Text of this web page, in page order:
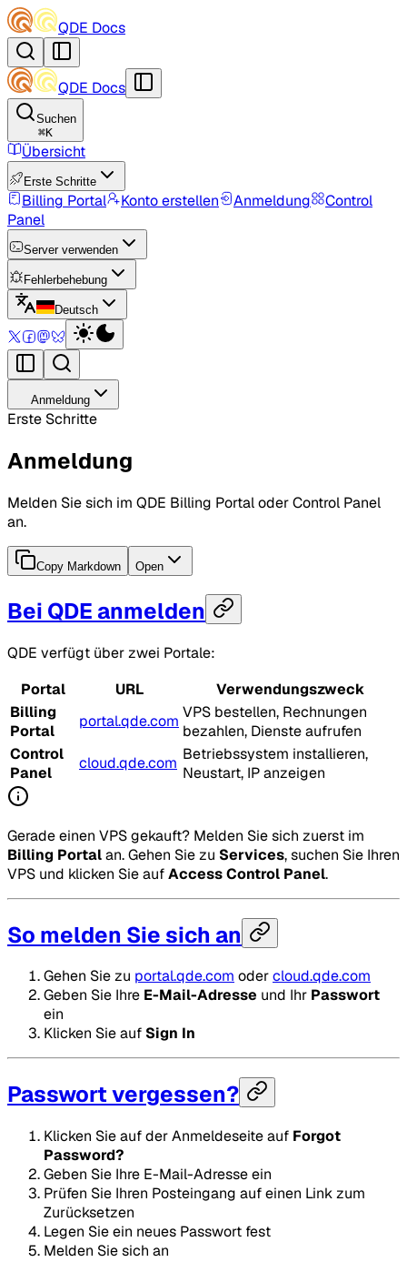
QDE Docs
QDE Docs
Suchen
⌘K
Übersicht
Erste Schritte
Billing Portal Konto erstellen Anmeldung
Control
Panel
Server verwenden
Fehlerbehebung
Deutsch
Anmeldung
Erste Schritte
Anmeldung
Melden Sie sich im QDE Billing Portal oder Control Panel
an.
Copy Markdown Open
Bei QDE anmelden
QDE verfügt über zwei Portale:
Portal
URL
Verwendungszweck
Billing
Portal
portal.qde.com VPS bestellen, Rechnungen
bezahlen, Dienste aufrufen
Control
Panel
cloud.qde.com Betriebssystem installieren,
Neustart, IP anzeigen
Gerade einen VPS gekauft? Melden Sie sich zuerst im
Billing Portalan. Gehen Sie zu Services, suchen Sie Ihren
VPS und klicken Sie aufAccess Control Panel.
So melden Sie sich an
Gehen Sie zu portal.qde.com odercloud.qde.com
Geben Sie Ihre E-Mail-Adresse und Ihr Passwort
ein
Klicken Sie auf Sign In
Passwort vergessen?
Klicken Sie auf der Anmeldeseite auf Forgot
Password?
Geben Sie Ihre E-Mail-Adresse ein
Prüfen Sie Ihren Posteingang auf einen Link zum
Zurücksetzen
Legen Sie ein neues Passwort fest
Melden Sie sich an